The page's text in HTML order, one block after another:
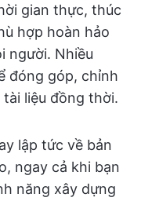
gian thực, thúc
hợp hoàn hảo
người. Nhiều
đóng góp, chỉnh
liệu đồng thời.
lập tức về bản
ngay cả khi bạn
năng xây dựng